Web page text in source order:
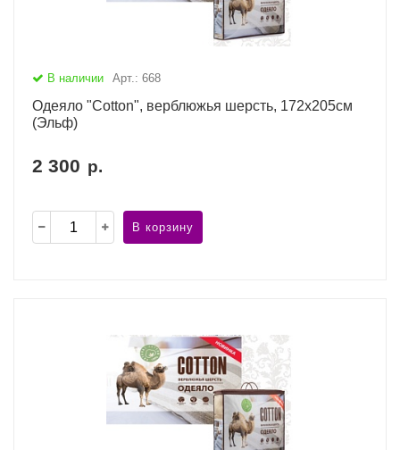
В наличии Арт.: 668
Одеяло "Cotton", верблюжья шерсть, 172х205см
(Эльф)
2 300 р.
В корзину